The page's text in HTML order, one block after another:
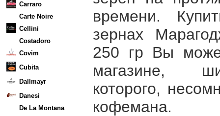
Carraro
Carte Noire
Cellini
Costadoro
Covim
Cubita
Dallmayr
Danesi
De La Montana
времени.
зернах
250 гр Вы
магазине,
которого,
кофемана.